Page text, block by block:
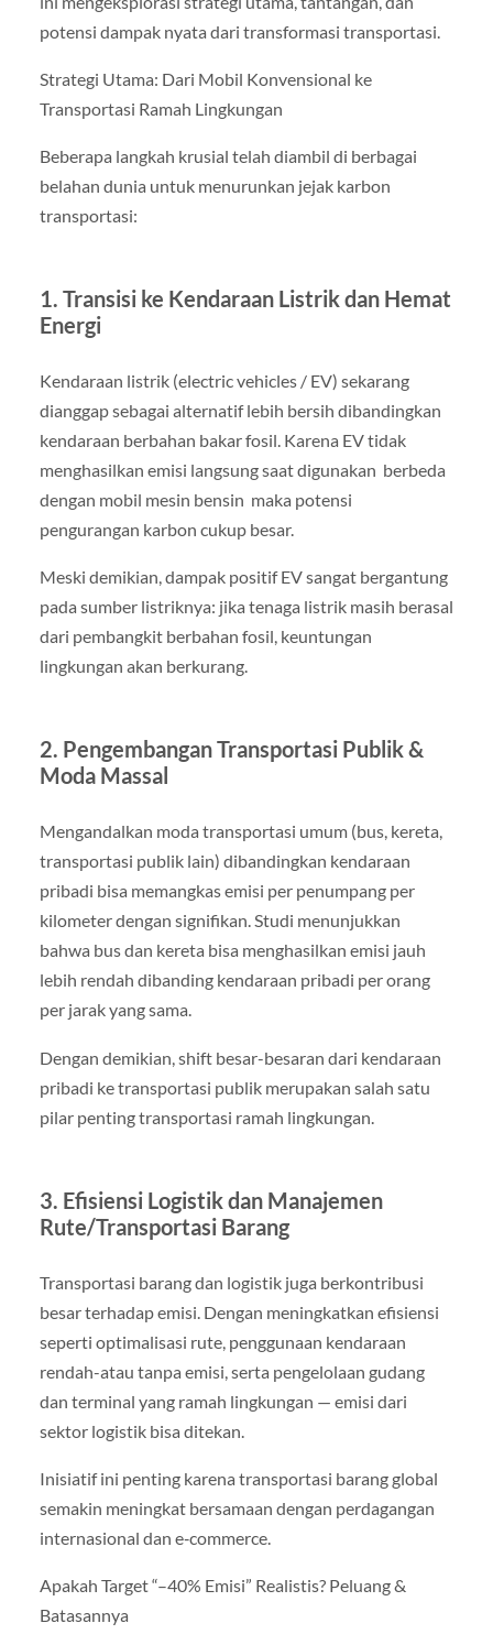
potensi dampak nyata dari transformasi transportasi.
Strategi Utama: Dari Mobil Konvensional ke
Transportasi Ramah Lingkungan
Beberapa langkah krusial telah diambil di berbagai
belahan dunia untuk menurunkan jejak karbon
transportasi:
1. Transisi ke Kendaraan Listrik dan Hemat
Energi
Kendaraan listrik (electric vehicles / EV) sekarang
dianggap sebagai alternatif lebih bersih dibandingkan
kendaraan berbahan bakar fosil. Karena EV tidak
menghasilkan emisi langsung saat digunakan berbeda
dengan mobil mesin bensin maka potensi
pengurangan karbon cukup besar.
Meski demikian, dampak positif EV sangat bergantung
pada sumber listriknya: jika tenaga listrik masih berasal
dari pembangkit berbahan fosil, keuntungan
lingkungan akan berkurang.
2. Pengembangan Transportasi Publik &
Moda Massal
Mengandalkan moda transportasi umum (bus, kereta,
transportasi publik lain) dibandingkan kendaraan
pribadi bisa memangkas emisi per penumpang per
kilometer dengan signifikan. Studi menunjukkan
bahwa bus dan kereta bisa menghasilkan emisi jauh
lebih rendah dibanding kendaraan pribadi per orang
per jarak yang sama.
Dengan demikian, shift besar-besaran dari kendaraan
pribadi ke transportasi publik merupakan salah satu
pilar penting transportasi ramah lingkungan.
3. Efisiensi Logistik dan Manajemen
Rute/Transportasi Barang
Transportasi barang dan logistik juga berkontribusi
besar terhadap emisi. Dengan meningkatkan efisiensi
seperti optimalisasi rute, penggunaan kendaraan
rendah-atau tanpa emisi, serta pengelolaan gudang
dan terminal yang ramah lingkungan — emisi dari
sektor logistik bisa ditekan.
Inisiatif ini penting karena transportasi barang global
semakin meningkat bersamaan dengan perdagangan
internasional dan e‑commerce.
Apakah Target “–40% Emisi” Realistis? Peluang &
Batasannya